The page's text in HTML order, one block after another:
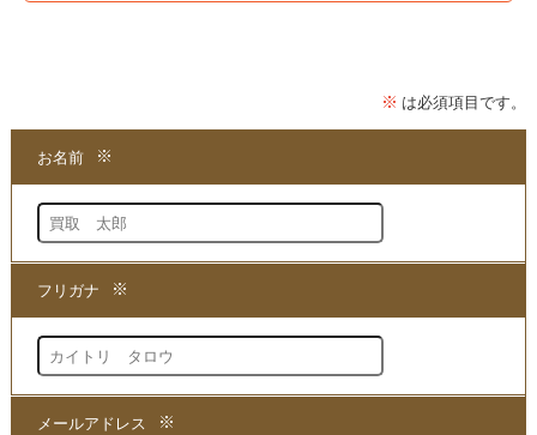
当店より折り返し大まかな買取価格をお知らせします。